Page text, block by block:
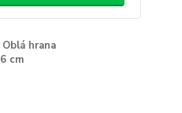
Oblá hrana
6 cm